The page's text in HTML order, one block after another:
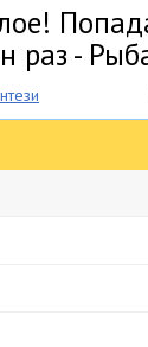
раз -